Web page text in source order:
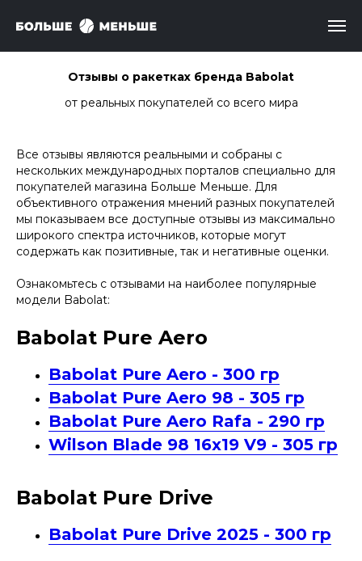
Отзывы о ракетках бренда Babolat
от реальных покупателей со всего мира
Все отзывы являются реальными и собраны с
нескольких международных порталов специально для
покупателей магазина Больше Меньше. Для
объективного отражения мнений разных покупателей
мы показываем все доступные отзывы из максимально
широкого спектра источников, которые могут
содержать как позитивные, так и негативные оценки.
Ознакомьтесь с отзывами на наиболее популярные
модели Babolat:
Babolat Pure Aero
Babolat Pure Aero - 300 гр
Babolat Pure Aero 98 - 305 гр
Babolat Pure Aero Rafa - 290 гр
Wilson Blade 98 16x19 V9 - 305 гр
Babolat Pure Drive
Babolat Pure Drive 2025 - 300 гр